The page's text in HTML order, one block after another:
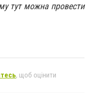
тут можна провести
, щоб оцінити